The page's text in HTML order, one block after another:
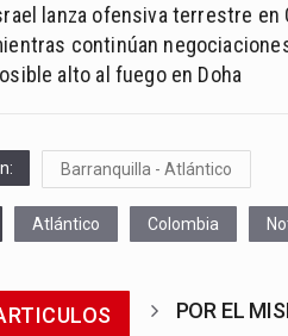
lanza ofensiva terrestre en
continúan
alto al fuego en Doha
Barranquilla - Atlántico
Atlántico Colombia
POR EL